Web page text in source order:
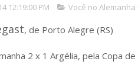
12:19:00 PM Você no Alemanha
, de Porto Alegre (RS)
2 x 1 Argélia, pela Copa